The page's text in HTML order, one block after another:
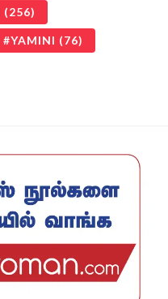
(256)
YAMINI (76)